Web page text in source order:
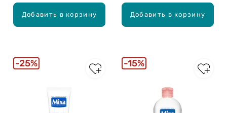
Добавить в корзину Добавить в корзину
25% 15%